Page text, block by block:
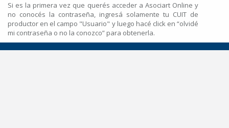
Si es la primera vez que querés acceder a Asociart Online y
no conocés la contraseña, ingresá solamente tu CUIT de
productor en el campo "Usuario" y luego hacé click en “olvidé
mi contraseña o no la conozco” para obtenerla.